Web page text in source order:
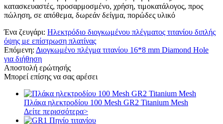
κατασκευαστές, προσαρμοσμένο, χρήση, τιμοκατάλογος, προς
πώληση, σε απόθεμα, δωρεάν δείγμα, πορώδες υλικό
Ένα ζευγάρι: Ηλεκτρόδιο διογκωμένου πλέγματος τιτανίου διπλής
όψης με επίστρωση πλατίνας
Επόμενη: Διογκωμένο πλέγμα τιτανίου 16*8 mm Diamond Hole
για διήθηση
Αποστολή ερώτησής
Μπορεί επίσης να σας αρέσει
Πλάκα ηλεκτροδίου 100 Mesh GR2 Titanium Mesh
Δείτε περισσότερα>